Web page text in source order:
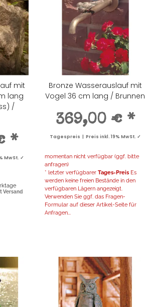
mit
lang
/
*
MwSt. ✓
Versand
Bronze Wasserauslauf mit
Vogel 36 cm lang / Brunnen
369,00 € *
Tagespreis | Preis inkl. 19% MwSt. ✓
momentan nicht verfügbar (ggf. bitte
anfragen)
* letzter verfügbarerTages-Preis Es
werden keine freien Bestände in den
verfügbaren Lägern angezeigt.
Verwenden Sie ggf. das Fragen-
Formular auf dieser Artikel-Seite für
Anfragen...